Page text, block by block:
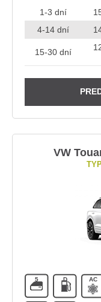
1-3 dní
4-14 dní
15-30 dní
VW
5 D AC